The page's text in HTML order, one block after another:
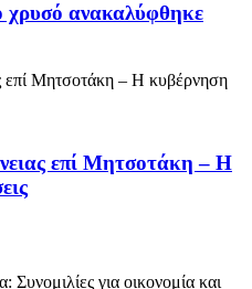
χρυσό ανακαλύφθηκε
επί Μητσοτάκη – Η